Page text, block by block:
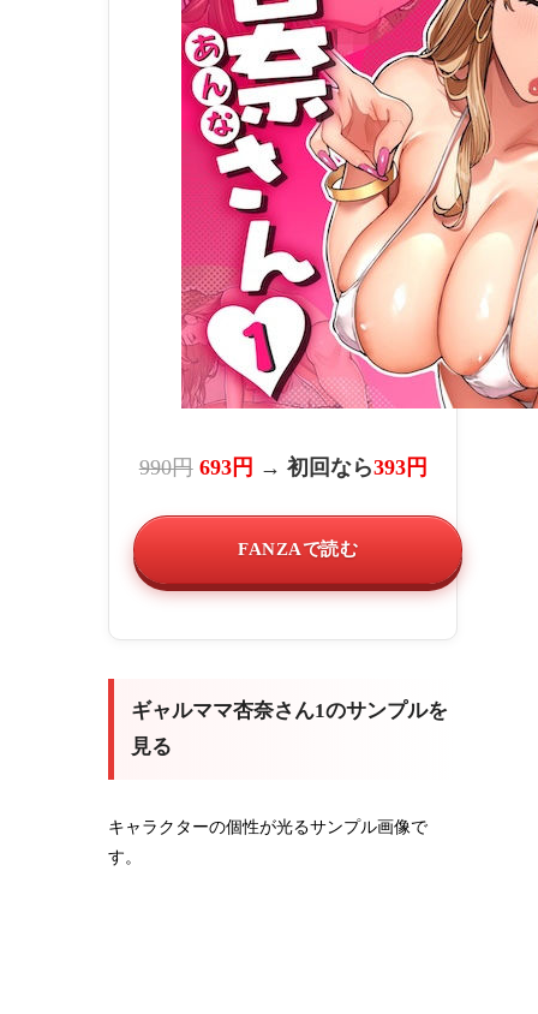
990円 693円 → 初回なら393円
FANZAで読む
ギャルママ杏奈さん1のサンプルを
見る
キャラクターの個性が光るサンプル画像で
す。